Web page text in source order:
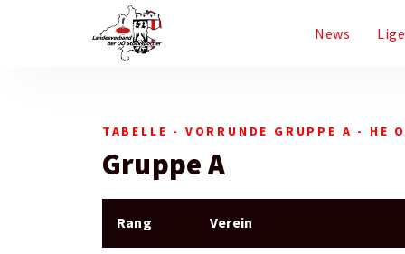
News
TABELLE - VORRUNDE GRUPPE A - HE
Gruppe A
Rang Verein